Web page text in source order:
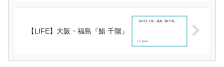
【LIFE】大阪・福島『鮨 千陽』